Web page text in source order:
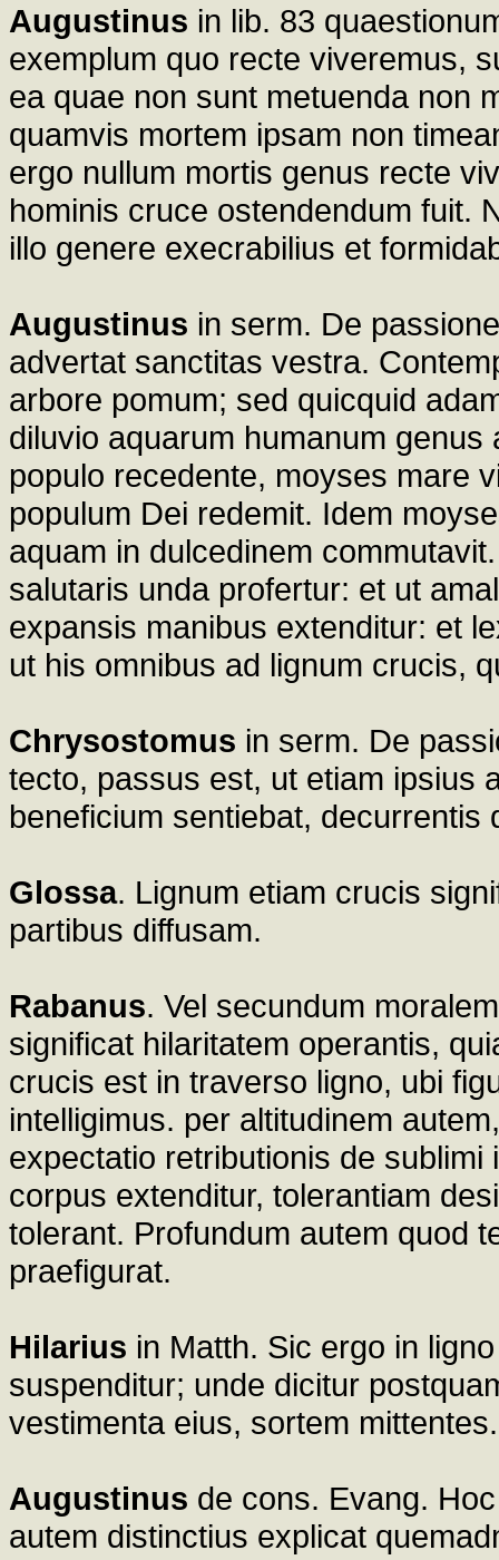
Augustinus in lib. 83
exemplum quo recte viveremus,
ea quae non sunt metuenda non
quamvis mortem ipsam non
ergo nullum mortis genus recte
hominis cruce ostendendum fuit.
illo genere execrabilius et
Augustinus in serm. De
advertat sanctitas vestra.
arbore pomum; sed quicquid
diluvio aquarum humanum
populo recedente, moyses mare
populum Dei redemit. Idem
aquam in dulcedinem
salutaris unda profertur: et ut
expansis manibus extenditur: et
ut his omnibus ad lignum crucis,
Chrysostomus in serm. De
tecto, passus est, ut etiam ipsius
beneficium sentiebat,
Glossa. Lignum etiam crucis
partibus diffusam.
Rabanus. Vel secundum
significat hilaritatem operantis,
crucis est in traverso ligno, ubi
intelligimus. per altitudinem
expectatio retributionis de
corpus extenditur, tolerantiam
tolerant. Profundum autem quod
praefigurat.
Hilarius in Matth. Sic ergo in
suspenditur; unde dicitur
vestimenta eius, sortem mittentes.
Augustinus de cons. Evang.
autem distinctius explicat